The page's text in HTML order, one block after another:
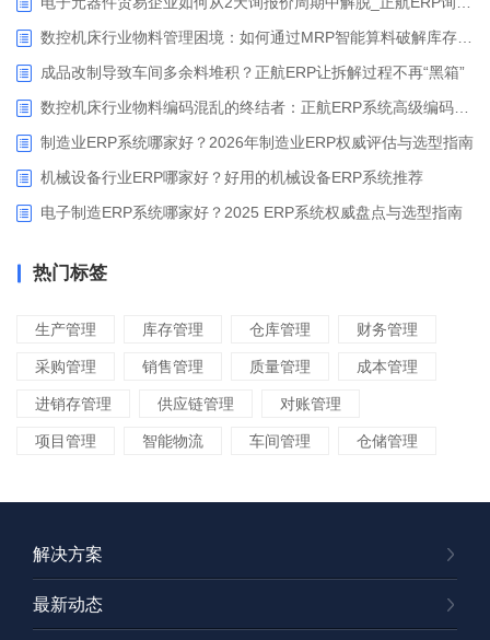
成品改制导致车间多余料堆积？正航ERP让拆解过程不再“黑箱”
制造业ERP系统哪家好？2026年制造业ERP权威评估与选型指南
机械设备行业ERP哪家好？好用的机械设备ERP系统推荐
电子制造ERP系统哪家好？2025 ERP系统权威盘点与选型指南
热门标签
生产管理 库存管理 仓库管理 财务管理
采购管理 销售管理 质量管理 成本管理
进销存管理 供应链管理 对账管理
项目管理 智能物流 车间管理 仓储管理
解决方案
最新动态